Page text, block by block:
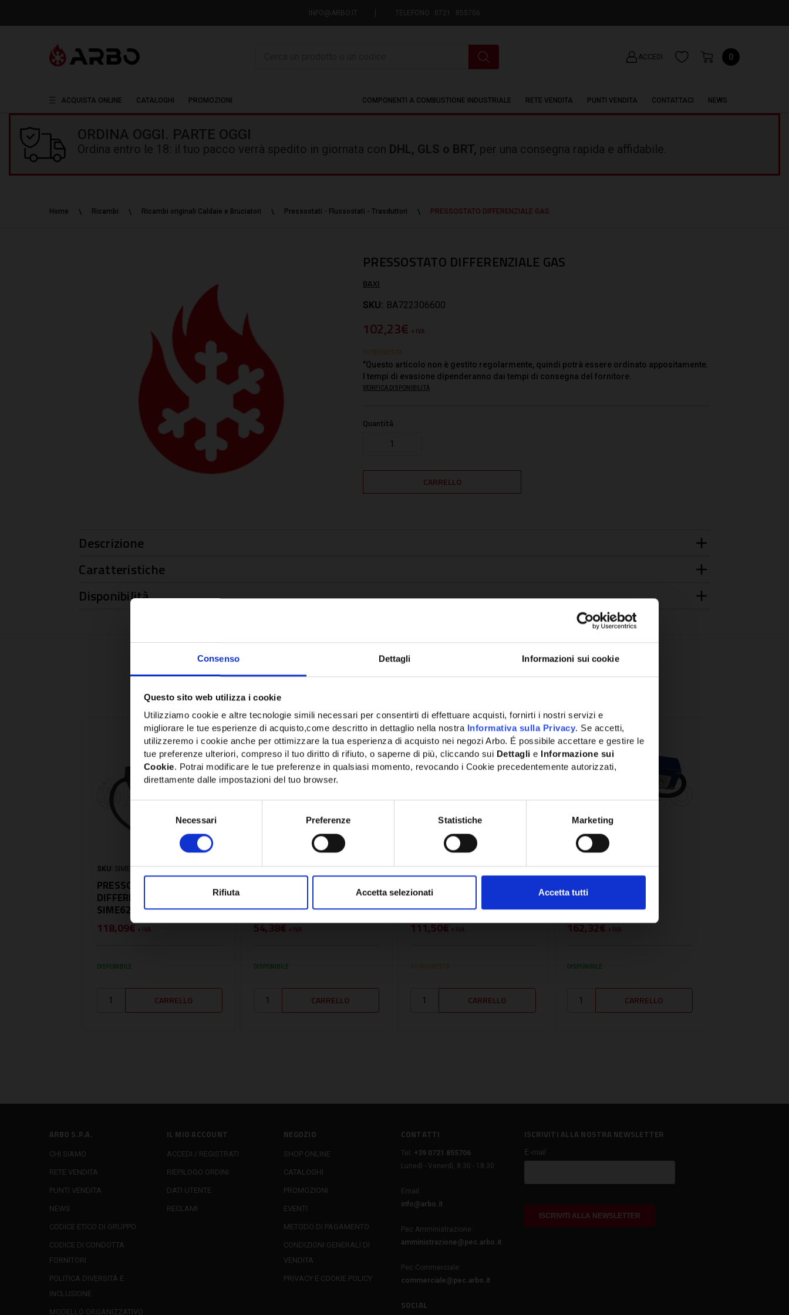
Consenso Dettagli Informazioni sui cookie
Questo sito web utilizza i cookie
Utilizziamo cookie e altre tecnologie simili necessari per consentirti di effettuare acquisti, fornirti i nostri servizi e
migliorare le tue esperienze di acquisto,come descritto in dettaglio nella nostra Informativa sulla Privacy. Se accetti,
utilizzeremo i cookie anche per ottimizzare la tua esperienza di acquisto nei negozi Arbo. É possibile accettare e gestire le
tue preferenze ulteriori, compreso il tuo diritto di rifiuto, o saperne di più, cliccando sui Dettagli e Informazione sui
Cookie. Potrai modificare le tue preferenze in qualsiasi momento, revocando i Cookie precedentemente autorizzati,
direttamente dalle impostazioni del tuo browser.
Necessari Preferenze Statistiche Marketing
Rifiuta Accetta selezionati Accetta tutti
INFO@ARBO.IT TELEFONO 0721 855706
ACCEDI 0
ACQUISTA ONLINE CATALOGHI PROMOZIONI COMPONENTI A COMBUSTIONE INDUSTRIALE RETE VENDITA PUNTI VENDITA CONTATTACI NEWS
ORDINA OGGI. PARTE OGGI
Ordina entro le 18: il tuo pacco verrà spedito in giornata con DHL, GLS o BRT, per una consegna rapida e affidabile.
Home Ricambi Ricambi originali Caldaie e Bruciatori Pressostati - Flussostati - Trasduttori PRESSOSTATO DIFFERENZIALE GAS
PRESSOSTATO DIFFERENZIALE GAS
BAXI
SKU: BA722306600
102,23€+ IVA
SU RICHIESTA
"Questo articolo non è gestito regolarmente, quindi potrà essere ordinato appositamente.
I tempi di evasione dipenderanno dai tempi di consegna del fornitore.
VERIFICA DISPONIBILITÀ
Quantità
Descrizione
Caratteristiche
Disponibilità
SKU: SIME6211704
PRESSOSTATO
DIFFERENZIALE -
SIME6211704
118,09€+ IVA
DISPONIBILE
SKU:BA005641850
BA005641850
54,38€+ IVA
DISPONIBILE
SKU:FONDPRESSAC04
PRESSOSTATO
DIFFERENZIALE -
FONDPRESSAC04
111,50€+ IVA
SU RICHIESTA
SKU:BE20144779
PRESSOSTATO
DIFFERENZIALE -
BE20144779
162,32€+ IVA
DISPONIBILE
ARBO S.P.A.
CHI SIAMO
RETE VENDITA
PUNTI VENDITA
NEWS
CODICE ETICO DI GRUPPO
CODICE DI CONDOTTA
FORNITORI
POLITICA DIVERSITÀ E
INCLUSIONE
MODELLO ORGANIZZATIVO
IL MIO ACCOUNT
ACCEDI / REGISTRATI
RIEPILOGO ORDINI
DATI UTENTE
RECLAMI
NEGOZIO
SHOP ONLINE
CATALOGHI
PROMOZIONI
EVENTI
METODO DI PAGAMENTO
CONDIZIONI GENERALI DI
VENDITA
PRIVACY E COOKIE POLICY
CONTATTI
Tel:
+39 0721 855706
Lunedì - Venerdì, 8:30 - 18:30
Email:
info@arbo.it
Pec Amministrazione:
amministrazione@pec.arbo.it
Pec Commerciale:
commerciale@pec.arbo.it
SOCIAL
ISCRIVITI ALLA NOSTRA NEWSLETTER